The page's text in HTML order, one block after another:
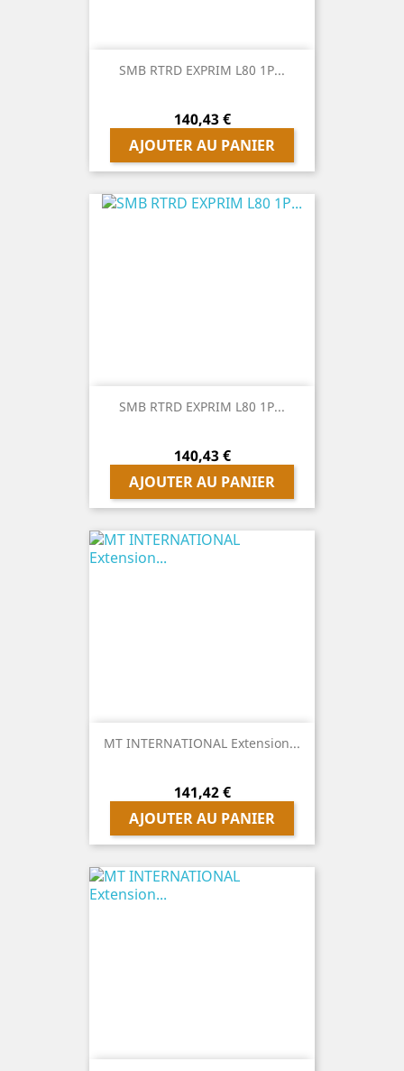
SMB RTRD EXPRIM L80 1P...
Prix
140,43 €
AJOUTER AU PANIER
SMB RTRD EXPRIM L80 1P...
Prix
140,43 €
AJOUTER AU PANIER
MT INTERNATIONAL Extension...
Prix
141,42 €
AJOUTER AU PANIER